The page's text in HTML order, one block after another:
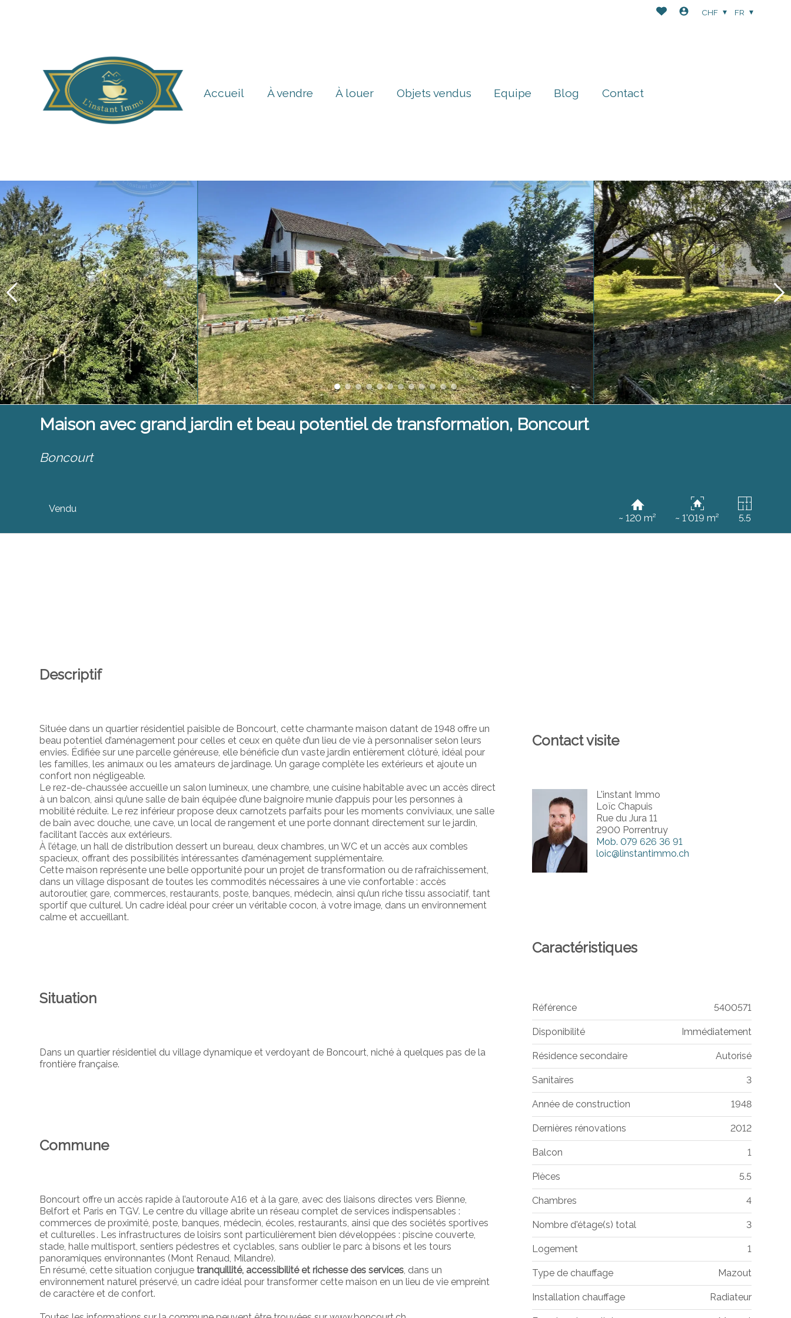
Accueil À vendre À louer Objets vendus Equipe Blog Contact
CHF FR
Maison avec grand jardin et beau potentiel de transformation, Boncourt
Boncourt
Vendu
~ 120 m²
~ 1'019 m² 5.5
Descriptif
Située dans un quartier résidentiel paisible de Boncourt, cette charmante maison datant de 1948 offre un
beau potentiel d’aménagement pour celles et ceux en quête d’un lieu de vie à personnaliser selon leurs
envies. Édifiée sur une parcelle généreuse, elle bénéficie d’un vaste jardin entièrement clôturé, idéal pour
les familles, les animaux ou les amateurs de jardinage. Un garage complète les extérieurs et ajoute un
confort non négligeable.
Le rez-de-chaussée accueille un salon lumineux, une chambre, une cuisine habitable avec un accès direct
à un balcon, ainsi qu’une salle de bain équipée d’une baignoire munie d’appuis pour les personnes à
mobilité réduite. Le rez inférieur propose deux carnotzets parfaits pour les moments conviviaux, une salle
de bain avec douche, une cave, un local de rangement et une porte donnant directement sur le jardin,
facilitant l’accès aux extérieurs.
À l’étage, un hall de distribution dessert un bureau, deux chambres, un WC et un accès aux combles
spacieux, offrant des possibilités intéressantes d’aménagement supplémentaire.
Cette maison représente une belle opportunité pour un projet de transformation ou de rafraîchissement,
dans un village disposant de toutes les commodités nécessaires à une vie confortable : accès
autoroutier, gare, commerces, restaurants, poste, banques, médecin, ainsi qu’un riche tissu associatif, tant
sportif que culturel. Un cadre idéal pour créer un véritable cocon, à votre image, dans un environnement
calme et accueillant.
Situation
Dans un quartier résidentiel du village dynamique et verdoyant de Boncourt, niché à quelques pas de la
frontière française.
Commune
Boncourt offre un accès rapide à l’autoroute A16 et à la gare, avec des liaisons directes vers Bienne,
Belfort et Paris en TGV. Le centre du village abrite un réseau complet de services indispensables :
commerces de proximité, poste, banques, médecin, écoles, restaurants, ainsi que des sociétés sportives
et culturelles. Les infrastructures de loisirs sont particulièrement bien développées : piscine couverte,
stade, halle multisport, sentiers pédestres et cyclables, sans oublier le parc à bisons et les tours
panoramiques environnantes (Mont Renaud, Milandre).
En résumé, cette situation conjuguetranquillité, accessibilité et richesse des services, dans un
environnement naturel préservé, un cadre idéal pour transformer cette maison en un lieu de vie empreint
de caractère et de confort.
Contact visite
L'instant Immo
Loïc Chapuis
Rue du Jura 11
2900 Porrentruy
Mob. 079 626 36 91
loic@linstantimmo.ch
Caractéristiques
Référence 5400571
Disponibilité Immédiatement
Résidence secondaire Autorisé
Sanitaires 3
Année de construction 1948
Dernières rénovations 2012
Balcon 1
Pièces 5.5
Chambres 4
Nombre d'étage(s) total 3
Logement 1
Type de chauffage Mazout
Installation chauffage Radiateur